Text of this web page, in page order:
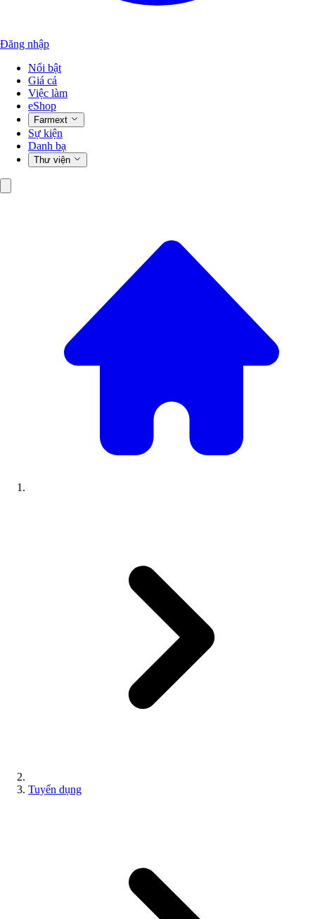
Đăng nhập
Nổi bật
Giá cả
Việc làm
eShop
Farmext
Sự kiện
Danh bạ
Thư viện
Tuyển dụng